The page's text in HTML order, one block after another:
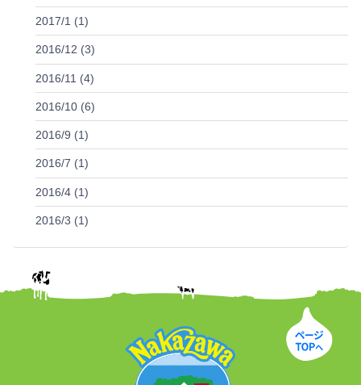
2017/1 (1)
2016/12 (3)
2016/11 (4)
2016/10 (6)
2016/9 (1)
2016/7 (1)
2016/4 (1)
2016/3 (1)